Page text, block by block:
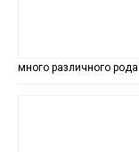
много различного